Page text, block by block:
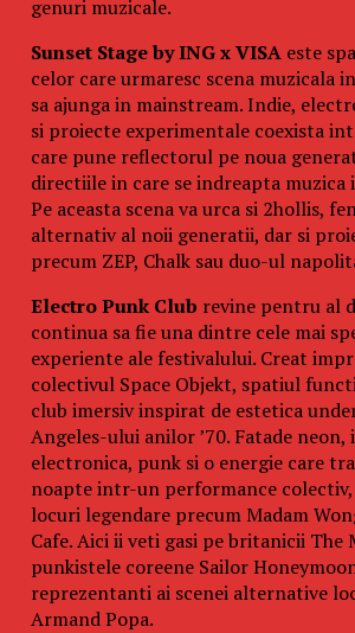
genuri muzicale.
Sunset Stage by ING x VISAeste
celor care urmaresc scena muzicala
sa ajunga in mainstream. Indie,
si proiecte experimentale coexista
care pune reflectorul pe noua
directiile in care se indreapta
Pe aceasta scena va urca si 2hollis,
alternativ al noii generatii, dar si
precum ZEP, Chalk sau duo-ul
Electro Punk Club revine pentru al
continua sa fie una dintre cele mai
experiente ale festivalului. Creat
colectivul Space Objekt, spatiul
club imersiv inspirat de estetica
Angeles-ului anilor ’70. Fatade
electronica, punk si o energie care
noapte intr-un performance
locuri legendare precum Madam
Cafe. Aici ii veti gasi pe britanicii The
punkistele coreene Sailor
reprezentanti ai scenei alternative
Armand Popa.